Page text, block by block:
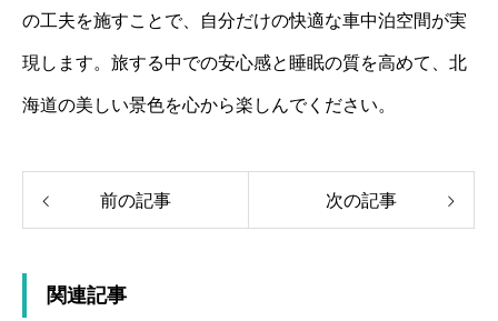
の工夫を施すことで、自分だけの快適な車中泊空間が実
現します。旅する中での安心感と睡眠の質を高めて、北
海道の美しい景色を心から楽しんでください。
前の記事 次の記事
関連記事